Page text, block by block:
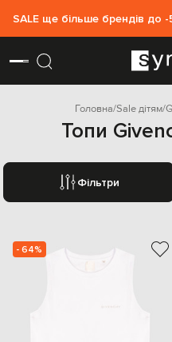
SALE ще більше брендів до -
Головна Sale дітям
Топи
Фільтри
- 64%